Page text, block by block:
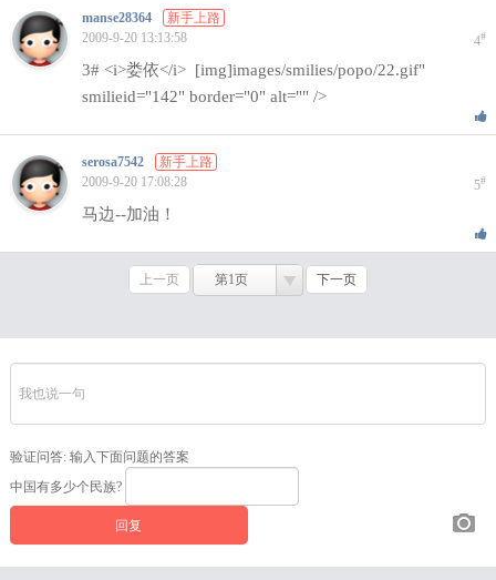
manse28364
新手上路
4#
2009-9-20 13:13:58
3# <i>娄依</i> [img]images/smilies/popo/22.gif"
smilieid="142" border="0" alt="" />
serosa7542
新手上路
5#
2009-9-20 17:08:28
马边--加油！
上一页 第1页 下一页
验证问答: 输入下面问题的答案
中国有多少个民族?